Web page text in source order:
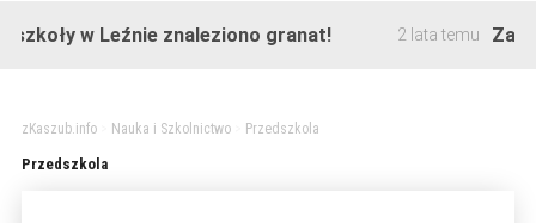
w Leźnie znaleziono granat! 2 lata temu
zKaszub.info> Nauka i Szkolnictwo> Przedszkola
Przedszkola